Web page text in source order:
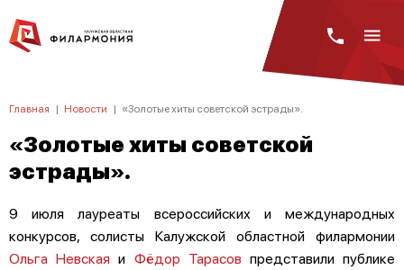
Главная | Новости | «Золотые хиты советской эстрады».
«Золотые хиты советской
эстрады».
9 июля лауреаты всероссийских и международных
конкурсов, солисты Калужской областной филармонии
Ольга Невская и Фёдор Тарасов представили публике